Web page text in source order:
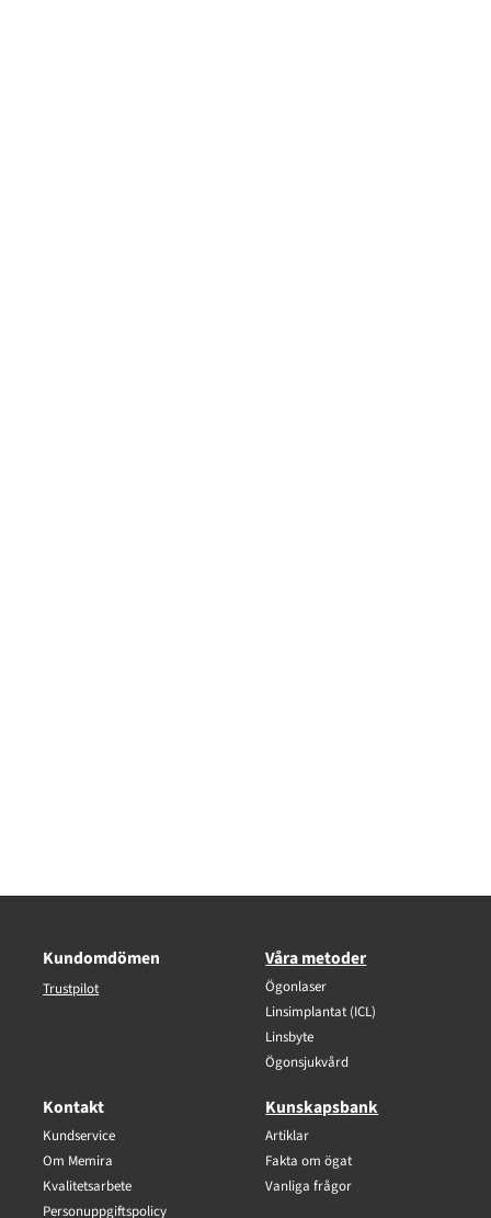
Kundomdömen
Trustpilot
Våra metoder
Ögonlaser
Linsimplantat (ICL)
Linsbyte
Ögonsjukvård
Kontakt
Kundservice
Om Memira
Kvalitetsarbete
Personuppgiftspolicy
Kunskapsbank
Artiklar
Fakta om ögat
Vanliga frågor